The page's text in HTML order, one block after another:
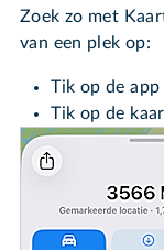
Zoek zo met
van een plek op:
Tik op de app
Tik op de